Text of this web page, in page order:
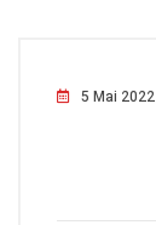
5 Mai 2022